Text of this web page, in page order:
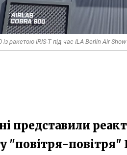
із ракетою IRIS-T під час ILA Berlin Air
представили
"повітря-повітря"